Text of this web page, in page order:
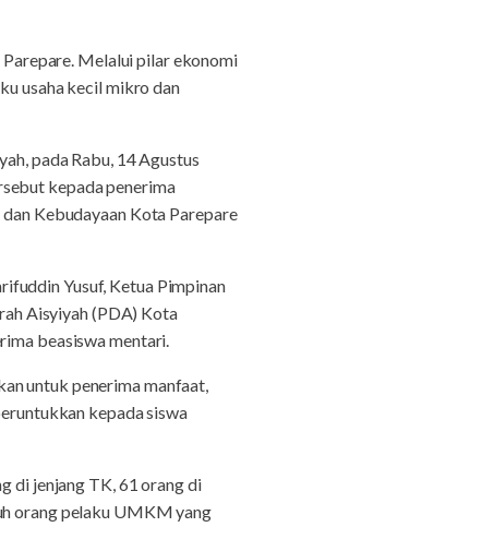
Melalui pilar ekonomi
usaha kecil mikro dan
pada Rabu, 14 Agustus
kepada penerima
Kebudayaan Kota Parepare
Yusuf, Ketua Pimpinan
Aisyiyah (PDA) Kota
beasiswa mentari.
untuk penerima manfaat,
kepada siswa
di jenjang TK, 61 orang di
orang pelaku UMKM yang